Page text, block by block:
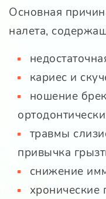
Основная
налета,
кариес и
ношение
травмы
привычка
снижение
хронические